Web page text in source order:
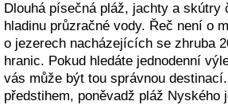
Dlouhá písečná pláž, jachty a skútry
hladinu průzračné vody. Řeč není o
o jezerech nacházejících se zhruba
hranic. Pokud hledáte jednodenní
vás může být tou správnou
předstihem, poněvadž pláž Nyského